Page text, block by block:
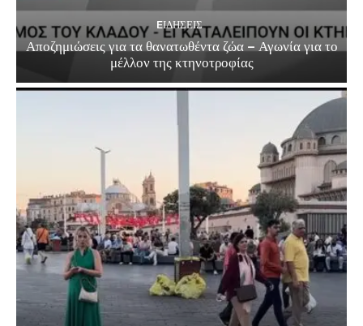
EΙΔΗΣΕΙΣ
Αποζημιώσεις για τα θανατωθέντα ζώα – Αγωνία για το
μέλλον της κτηνοτροφίας